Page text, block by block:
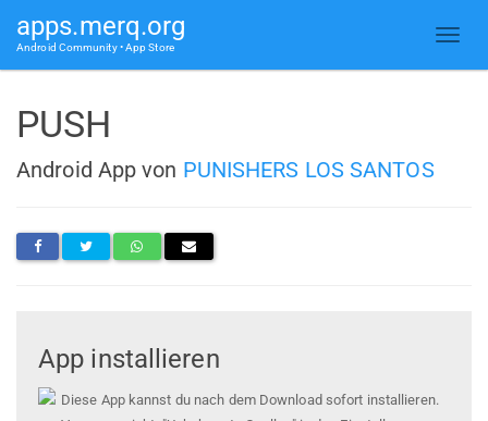
apps.merq.org
Android Community • App Store
PUSH
Android App von PUNISHERS LOS SANTOS
App installieren
Diese App kannst du nach dem Download sofort installieren.